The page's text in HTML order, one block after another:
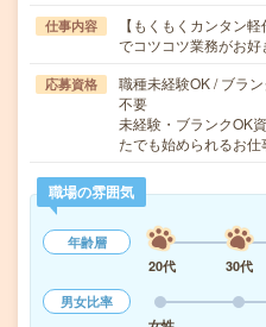
仕事内容
【もくもくカンタン
でコツコツ業務がお
応募資格
職種未経験OK / ブラ
不要
未経験・ブランクOK
たでも始められるお仕
職場の雰囲気
年齢層
20代
30代
男女比率